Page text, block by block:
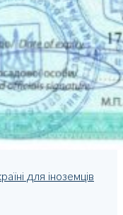
для іноземців